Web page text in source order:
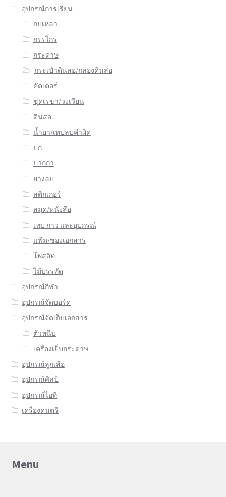
อุปกรณ์การเรียน
กบเหลา
กรรไกร
กระดาษ
กระเป๋าดินสอ/กล่องดินสอ
คัตเตอร์
ชุดเรขา/วงเวียน
ดินสอ
น้ำยา/เทปลบคำผิด
ปก
ปากกา
ยางลบ
สติกเกอร์
สมุด/หนังสือ
เทป กาว และอุปกรณ์
แฟ้ม/ซองเอกสาร
โพสอิท
ไม้บรรทัด
อุปกรณ์กีฬา
อุปกรณ์จัดบอร์ด
อุปกรณ์จัดเก็บเอกสาร
ตัวหนีบ
เครื่องเย็บกระดาษ
อุปกรณ์ลูกเสือ
อุปกรณ์ศิลป์
อุปกรณ์ไอที
เครื่องดนตรี
Menu